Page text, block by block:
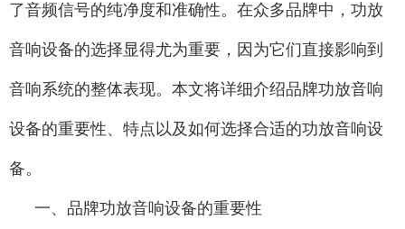
了音频信号的纯净度和准确性。在众多品牌中，功放
音响设备的选择显得尤为重要，因为它们直接影响到
音响系统的整体表现。本文将详细介绍品牌功放音响
设备的重要性、特点以及如何选择合适的功放音响设
备。
一、品牌功放音响设备的重要性